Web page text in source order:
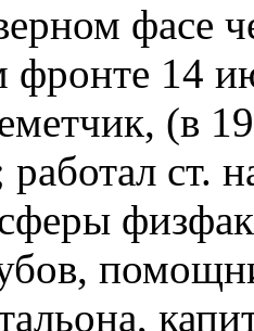
фасе
фронте 14
(в
работал ст.